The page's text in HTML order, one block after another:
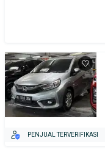
PENJUAL TERVERIFIKASI